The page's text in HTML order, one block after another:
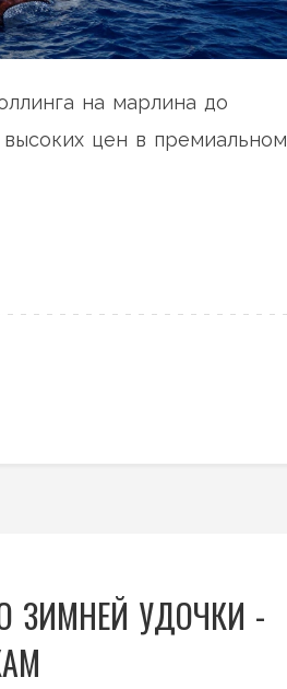
на марлина до
цен в премиальном
ЗИМНЕЙ УДОЧКИ -